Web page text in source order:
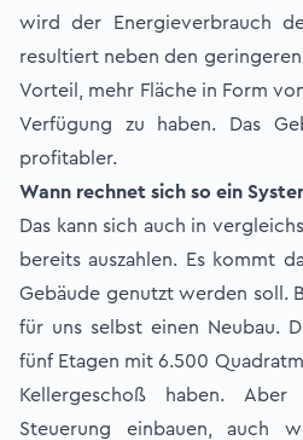
wird der Energieverbrauch
resultiert neben den
Vorteil, mehr Fläche in Form
Verfügung zu haben. Das
profitabler.
Wann rechnet sich so ein
Das kann sich auch in
bereits auszahlen. Es kommt
Gebäude genutzt werden soll.
für uns selbst einen Neubau.
fünf Etagen mit 6.500
Kellergeschoß haben.
Steuerung einbauen, auch